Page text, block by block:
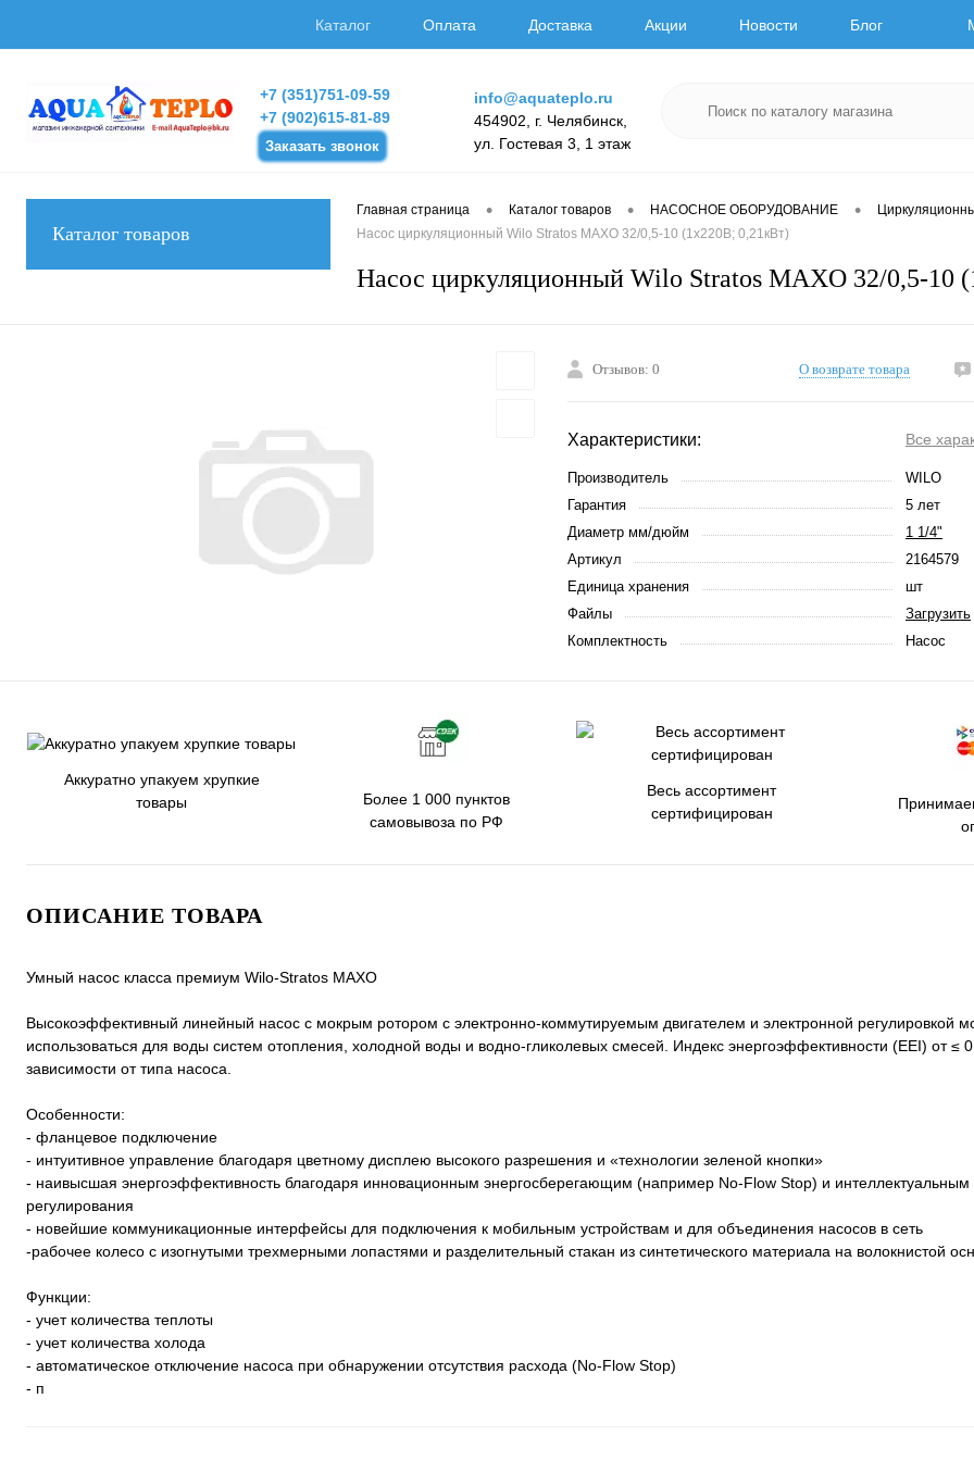
Каталог Оплата Доставка Акции Новости Блог
+7 (351)751-09-59
+7 (902)615-81-89
Заказать звонок
info@aquateplo.ru
454902, г. Челябинск,
ул. Гостевая 3, 1 этаж
Каталог товаров
Главная страница • Каталог товаров • НАСОСНОЕ ОБОРУДОВАНИЕ •
Насос циркуляционный Wilo Stratos MAXO 32/0,5-10 (1х220В; 0,21кВт)
Насос циркуляционный Wilo Stratos MAXO 32/0,5-10
Отзывов: 0 О возврате товара
Характеристики: Все
Производитель
WILO
Гарантия
5 лет
Диаметр мм/дюйм
1 1/4"
Артикул
2164579
Единица хранения
шт
Файлы
Загрузить
Комплектность
Насос
Аккуратно упакуем хрупкие
товары
Более 1 000 пунктов
самовывоза по РФ
Весь ассортимент
сертифицирован
ОПИСАНИЕ ТОВАРА
Умный насос класса премиум Wilo-Stratos MAXO
Высокоэффективный линейный насос с мокрым ротором с электронно-коммутируемым двигателем и электронной регулировкой
использоваться для воды систем отопления, холодной воды и водно-гликолевых смесей. Индекс энергоэффективности (EEI) от ≤
зависимости от типа насоса.
Особенности:
- фланцевое подключение
- интуитивное управление благодаря цветному дисплею высокого разрешения и «технологии зеленой кнопки»
- наивысшая энергоэффективность благодаря инновационным энергосберегающим (например No-Flow Stop) и
регулирования
- новейшие коммуникационные интерфейсы для подключения к мобильным устройствам и для объединения насосов в сеть
-рабочее колесо с изогнутыми трехмерными лопастями и разделительный стакан из синтетического материала на волокнистой
Функции:
- учет количества теплоты
- учет количества холода
- автоматическое отключение насоса при обнаружении отсутствия расхода (No-Flow Stop)
- п